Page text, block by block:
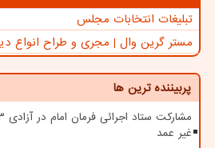
تبلیغات انتخابات مجلس
مستر گرین وال | مجری و طراح انواع
پربیننده ترین ها
غیر عمد